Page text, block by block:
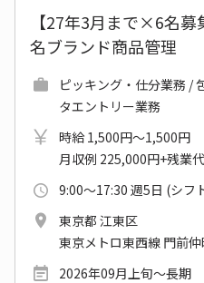
【27年3月まで×6名
名ブランド商品管理
ピッキング・仕分業務 /
タエントリー業務
時給 1,500円～1,500円
月収例 225,000円+残業代
9:00～17:30 週5日 (シフ
東京都 江東区
東京メトロ東西線 門前
2026年09月上旬～長期